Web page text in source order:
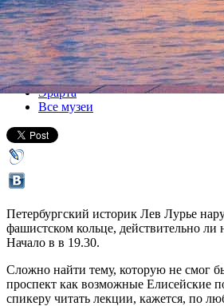
09 февраля 2014, воскресенье,19.30
Версия для печати
Все лекции
Эрарта
Все музеи
Петербургский историк Лев Лурье
фашистском кольце, действительно ли
Начало в в 19.30.
Сложно найти тему, которую не смог
проспект как возможные Елисейские
спикеру читать лекции, кажется, по